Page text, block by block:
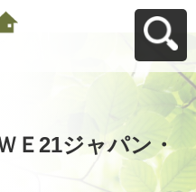
Ｅ21ジャパン・